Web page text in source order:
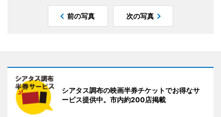
前の写真 次の写真
シアタス調布の映画半券チケットでお得なサ
ービス提供中。市内約200店掲載